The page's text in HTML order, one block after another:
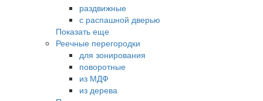
раздвижные
с распашной дверью
Показать еще
Реечные перегородки
для зонирования
поворотные
из МДФ
из дерева